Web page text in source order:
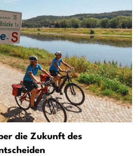
die Zukunft des